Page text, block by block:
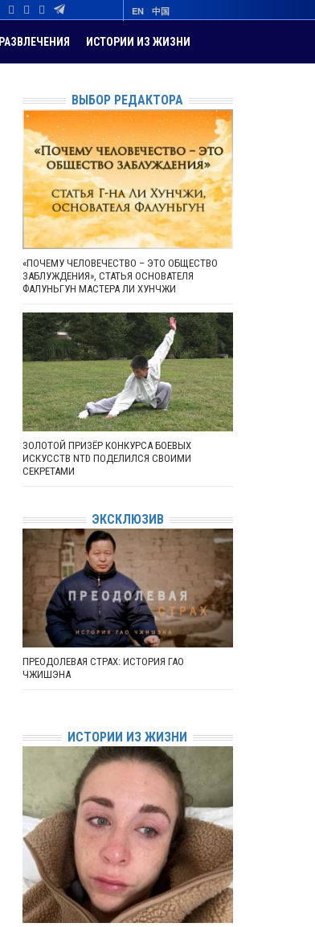
EN 中国
РАЗВЛЕЧЕНИЯ ИСТОРИИ ИЗ ЖИЗНИ
ВЫБОР РЕДАКТОРА
«ПОЧЕМУ ЧЕЛОВЕЧЕСТВО – ЭТО ОБЩЕСТВО
ЗАБЛУЖДЕНИЯ», СТАТЬЯ ОСНОВАТЕЛЯ
ФАЛУНЬГУН МАСТЕРА ЛИ ХУНЧЖИ
ЗОЛОТОЙ ПРИЗЁР КОНКУРСА БОЕВЫХ
ИСКУССТВ NTD ПОДЕЛИЛСЯ СВОИМИ
СЕКРЕТАМИ
ЭКСКЛЮЗИВ
ПРЕОДОЛЕВАЯ СТРАХ: ИСТОРИЯ ГАО
ЧЖИШЭНА
ИСТОРИИ ИЗ ЖИЗНИ